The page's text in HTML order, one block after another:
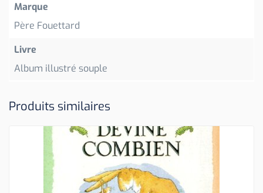
Marque
Père Fouettard
Livre
Album illustré souple
Produits similaires